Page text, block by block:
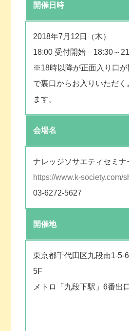
開催日時
2018年7月12日（木）
18:00 受付開始 18:30～
※18時以降が正面入り口
で裏口からお入りいただく
ます。
会場名
ナレッジソサエティセミナ
https://www.k-society.com/
03-6272-5627
開催地
東京都千代田区九段南
5F
メトロ「九段下駅」6番出